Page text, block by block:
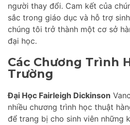
người thay đổi. Cam kết của
sắc trong giáo dục và hỗ trợ
chúng tôi trở thành một cơ sở
đại học.
Các Chương Trình
Trường
Đại Học Fairleigh Dickinson
nhiều chương trình học thuật
để trang bị cho sinh viên những